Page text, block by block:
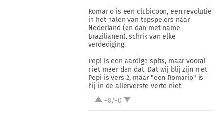
Romario is een clubicoon, een revolutie
in het halen van topspelers naar
Nederland (en dan met name
Brazilianen), schrik van elke
verdediging.
Pepi is een aardige spits, maar vooral
niet meer dan dat. Dat wij blij zijn met
Pepi is vers 2, maar "een Romario" is
hij in de allerverste verte niet.
+8/-0